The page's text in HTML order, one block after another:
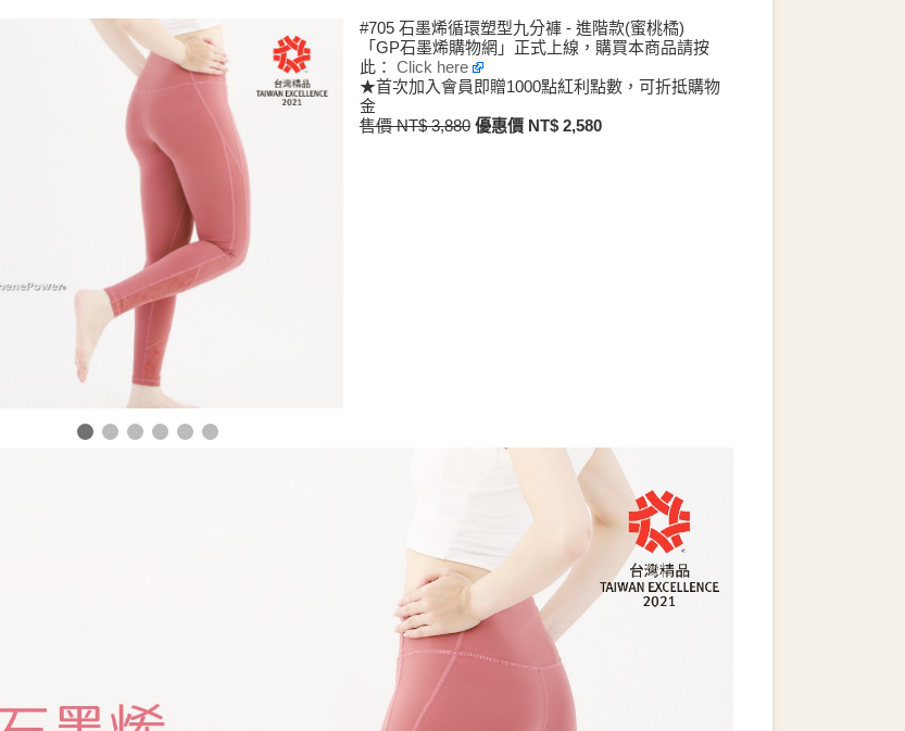
#705 石墨烯循環塑型九分褲 - 進階款(蜜桃橘)
「GP石墨烯購物網」正式上線，購買本商品請按
此： Click here
★首次加入會員即贈1000點紅利點數，可折抵購物
金
售價 NT$ 3,880 優惠價 NT$ 2,580